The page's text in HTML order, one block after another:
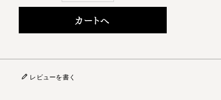
カートへ
レビューを書く